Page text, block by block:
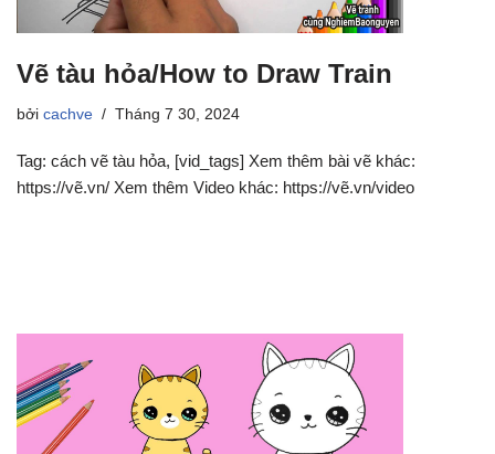
Vẽ tàu hỏa/How to Draw Train
bởi cachve Tháng 7 30, 2024
Tag: cách vẽ tàu hỏa, [vid_tags] Xem thêm bài vẽ khác:
https://vẽ.vn/ Xem thêm Video khác: https://vẽ.vn/video